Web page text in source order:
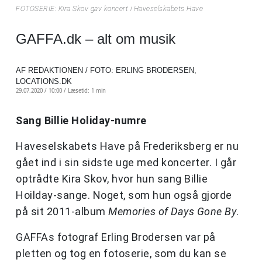
FOTOSERIE: Kira Skov gav koncert i Haveselskabets Have
GAFFA.dk – alt om musik
AF REDAKTIONEN / FOTO: ERLING BRODERSEN,
LOCATIONS.DK
29.07.2020 / 10:00 / Læsetid: 1 min
Sang Billie Holiday-numre
Haveselskabets Have på Frederiksberg er nu
gået ind i sin sidste uge med koncerter. I går
optrådte Kira Skov, hvor hun sang Billie
Hoilday-sange. Noget, som hun også gjorde
på sit 2011-album Memories of Days Gone By.
GAFFAs fotograf Erling Brodersen var på
pletten og tog en fotoserie, som du kan se